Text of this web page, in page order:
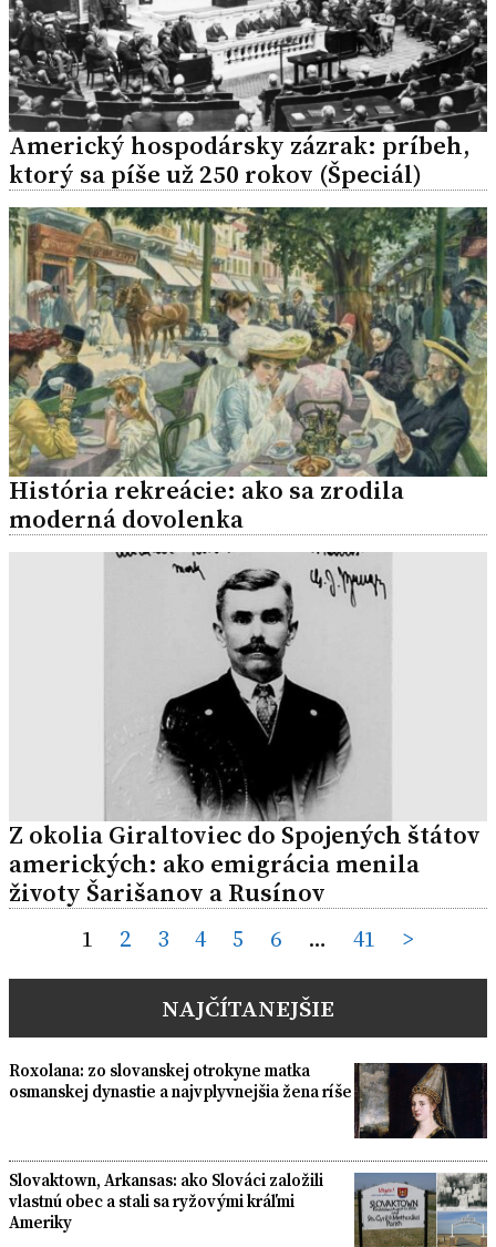
Americký hospodársky zázrak: príbeh,
ktorý sa píše už 250 rokov (Špeciál)
História rekreácie: ako sa zrodila
moderná dovolenka
Z okolia Giraltoviec do Spojených štátov
amerických: ako emigrácia menila
životy Šarišanov a Rusínov
pagination
1 2 3 4 5 6 … 41 >
NAJČÍTANEJŠIE
Roxolana: zo slovanskej otrokyne matka
osmanskej dynastie a najvplyvnejšia žena ríše
Slovaktown, Arkansas: ako Slováci založili
vlastnú obec a stali sa ryžovými kráľmi
Ameriky